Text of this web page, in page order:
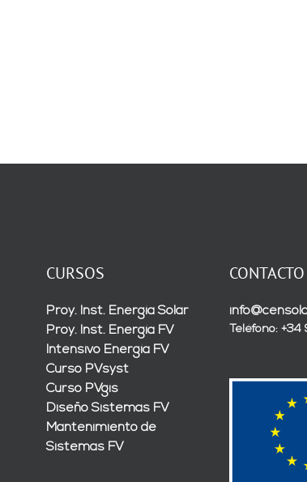
CURSOS
Proy. Inst. Energía Solar
Proy. Inst. Energía FV
Intensivo Energía FV
Curso PVsyst
Curso PVgis
Diseño Sistemas FV
Mantenimiento de
Sistemas FV
CONTACTO
Teléfono: